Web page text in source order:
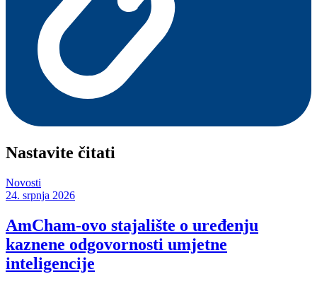
Nastavite čitati
Novosti
24. srpnja 2026
AmCham-ovo stajalište o uređenju
kaznene odgovornosti umjetne
inteligencije